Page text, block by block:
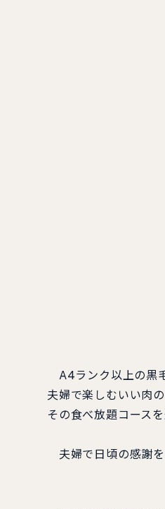
A4ランク以上の黒
夫婦で楽しむいい肉
その食べ放題コース
夫婦で日頃の感謝